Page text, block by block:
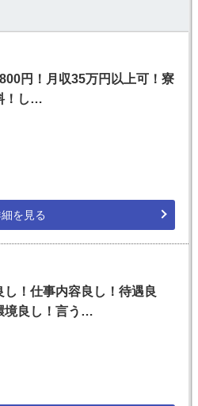
円！月収35万円以上可！寮
！し…
を見る
し！仕事内容良し！待遇良
境良し！言う…